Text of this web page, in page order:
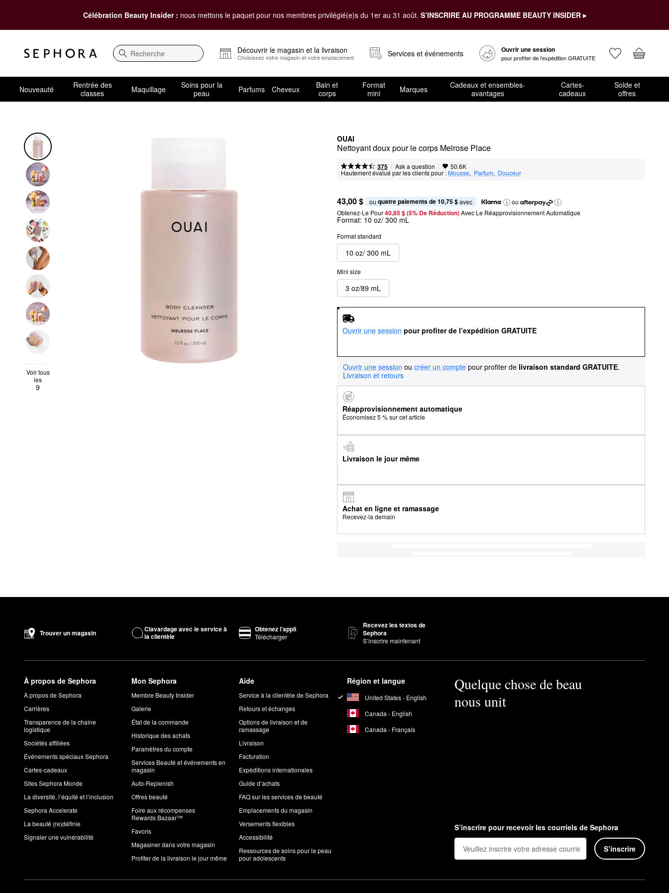
Célébration Beauty Insider : nous mettons le paquet pour nos membres privilégié(e)s du 1er au 31 août. S’INSCRIRE AU PROGRAMME BEAUTY INSIDER ▸
Recherche
Découvrir le magasin et la livraison
Choisissez votre magasin et votre emplacement Services et événements Ouvrir une session
pour profiter de l’expédition GRATUITE
Nouveauté
Rentrée des
classes
Maquillage
Soins pour la
peau
Parfums Cheveux
Bain et
corps
Format
mini
Marques
Cadeaux et ensembles-
avantages
Cartes-
cadeaux
Solde et
offres
OUAI
Nettoyant doux pour le corps Melrose Place
375 | Ask a question | 50.6K
Hautement évalué par les clients pour :Mousse, Parfum, Douceur
Voir tous
les
9
43,00 $ ou quatre paiements de 10,75 $ avec
ou
Obtenez-Le Pour40,85 $ (5% De Réduction) Avec Le Réapprovisionnement Automatique
Format: 10 oz/ 300 mL
Format standard
10 oz/ 300 mL
Mini size
3 oz/89 mL
Ouvrir une session pour profiter de l’expédition GRATUITE
Ouvrir une session ou créer un compte pour profiter de livraison standard GRATUITE.
Livraison et retours
Réapprovisionnement automatique
Économisez 5 % sur cet article
Livraison le jour même
Achat en ligne et ramassage
Recevez-la demain
Trouver un magasin
Clavardage avec le service à
la clientèle
Obtenez l’appli
Télécharger
Recevez les textos de
Sephora
S’inscrire maintenant
À propos de Sephora
À propos de Sephora
Carrières
Transparence de la chaîne
logistique
Sociétés affiliées
Événements spéciaux Sephora
Cartes-cadeaux
Sites Sephora Monde
La diversité, l’équité et l’inclusion
Sephora Accelerate
La beauté (re)définie
Signaler une vulnérabilité
Mon Sephora
Membre Beauty Insider
Galerie
État de la commande
Historique des achats
Paramètres du compte
Services Beauté et événements en
magasin
Auto-Replenish
Offres beauté
Foire aux récompenses
Rewards Bazaar™
Favoris
Magasiner dans votre magasin
Profiter de la livraison le jour même
Aide
Service à la clientèle de Sephora
Retours et échanges
Options de livraison et de
ramassage
Livraison
Facturation
Expéditions internationales
Guide d’achats
FAQ sur les services de beauté
Emplacements du magasin
Versements flexibles
Accessibilité
Ressources de soins pour la peau
pour adolescents
Région et langue
United States - English
Canada - English
Canada - Français
Quelque chose de beau
nous unit
S’inscrire pour recevoir les courriels de Sephora
S’inscrire